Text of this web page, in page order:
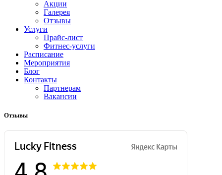
Акции
Галерея
Отзывы
Услуги
Прайс-лист
Фитнес-услуги
Расписание
Мероприятия
Блог
Контакты
Партнерам
Вакансии
Отзывы